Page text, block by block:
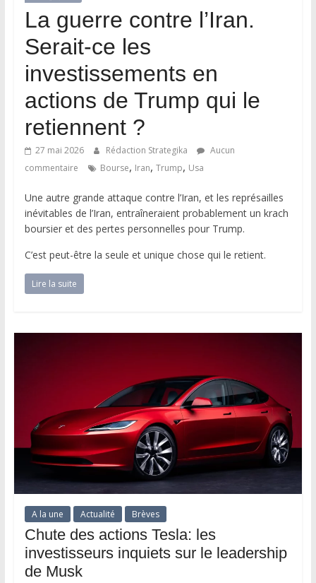
La guerre contre l’Iran.
Serait-ce les
investissements en
actions de Trump qui le
retiennent ?
27 mai 2026 Rédaction Strategika
Aucun
commentaire
Bourse, Iran, Trump, Usa
Une autre grande attaque contre l’Iran, et les représailles
inévitables de l’Iran, entraîneraient probablement un krach
boursier et des pertes personnelles pour Trump.
C’est peut-être la seule et unique chose qui le retient.
Lire la suite
A la une Actualité Brèves
Chute des actions Tesla: les
investisseurs inquiets sur le leadership
de Musk